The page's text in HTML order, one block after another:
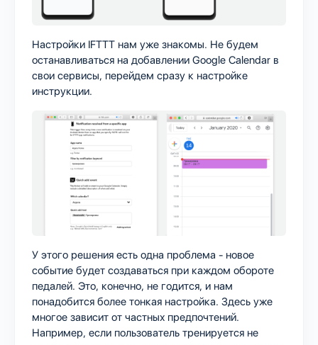
Настройки IFTTT нам уже знакомы. Не будем
останавливаться на добавлении Google Calendar в
свои сервисы, перейдем сразу к настройке
инструкции.
У этого решения есть одна проблема - новое
событие будет создаваться при каждом обороте
педалей. Это, конечно, не годится, и нам
понадобится более тонкая настройка. Здесь уже
многое зависит от частных предпочтений.
Например, если пользователь тренируется не